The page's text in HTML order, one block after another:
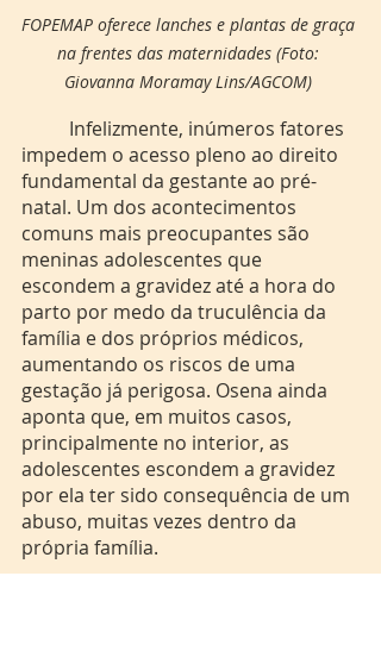
FOPEMAP oferece lanches e plantas de graça
na frentes das maternidades (Foto:
Giovanna Moramay Lins/AGCOM)
impedem o acesso pleno ao direito
fundamental da gestante ao pré-
natal. Um dos acontecimentos
comuns mais preocupantes são
meninas adolescentes que
escondem a gravidez até a hora do
parto por medo da truculência da
família e dos próprios médicos,
aumentando os riscos de uma
gestação já perigosa. Osena ainda
aponta que, em muitos casos,
principalmente no interior, as
adolescentes escondem a gravidez
por ela ter sido consequência de um
abuso, muitas vezes dentro da
própria família.